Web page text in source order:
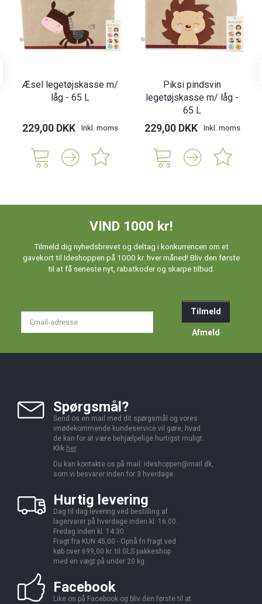
Æsel legetøjskasse m/
låg - 65 L
229,00 DKK Inkl. moms
Piksi pindsvin
legetøjskasse m/ låg -
65 L
229,00 DKK Inkl. moms
VIND 1000 kr!
Tilmeld dig nyhedsbrevet og deltag i konkurrencen om et
gavekort til Ideshoppen på 1000 kr. hver måned! Bliv den første
til at få seneste nyt, rabatkoder og skarpe tilbud.
Tilmeld
Afmeld
Spørgsmål?
Send os en mail med dit spørgsmål og vores
imødekommende kundeservice vil gøre, hvad
de kan for at være behjælpelige hurtigst muligt.
Klik her.
Du kan kontakte os på mail: ideshoppen@mail.dk,
som vi besvarer inden for 3 hverdage.
Hurtig levering
Dag til dag levering ved bestilling af
lagervarer på hverdage inden kl. 16.00.
Fredag inden kl. 14.30.
Fragt fra KUN 45,00 - Opnå fri fragt ved
køb over 699,00 kr. til GLS pakkeshop
med en vægt på under 20 kg.
Facebook
Like os på Facebook og bliv den første til at